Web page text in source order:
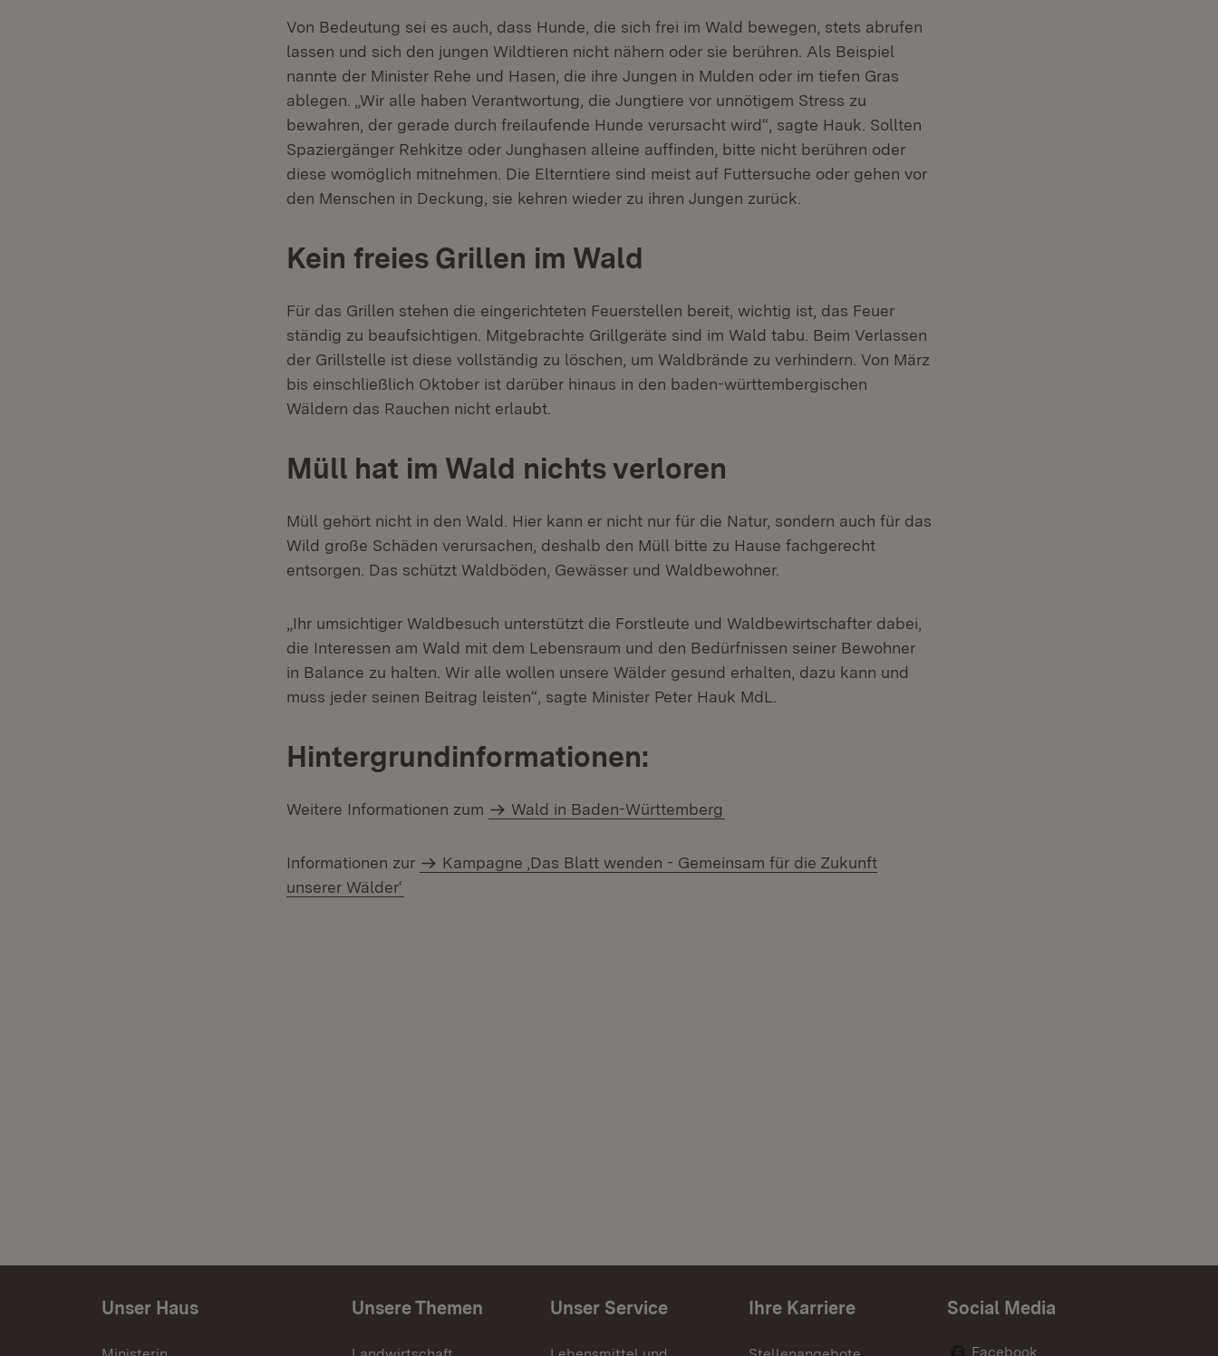
Von Bedeutung sei es auch, dass Hunde, die sich frei im Wald bewegen, stets abrufen
lassen und sich den jungen Wildtieren nicht nähern oder sie berühren. Als Beispiel
nannte der Minister Rehe und Hasen, die ihre Jungen in Mulden oder im tiefen Gras
ablegen. „Wir alle haben Verantwortung, die Jungtiere vor unnötigem Stress zu
bewahren, der gerade durch freilaufende Hunde verursacht wird“, sagte Hauk. Sollten
Spaziergänger Rehkitze oder Junghasen alleine auffinden, bitte nicht berühren oder
diese womöglich mitnehmen. Die Elterntiere sind meist auf Futtersuche oder gehen vor
den Menschen in Deckung, sie kehren wieder zu ihren Jungen zurück.
Kein freies Grillen im Wald
Für das Grillen stehen die eingerichteten Feuerstellen bereit, wichtig ist, das Feuer
ständig zu beaufsichtigen. Mitgebrachte Grillgeräte sind im Wald tabu. Beim Verlassen
der Grillstelle ist diese vollständig zu löschen, um Waldbrände zu verhindern. Von März
bis einschließlich Oktober ist darüber hinaus in den baden-württembergischen
Wäldern das Rauchen nicht erlaubt.
Müll hat im Wald nichts verloren
Müll gehört nicht in den Wald. Hier kann er nicht nur für die Natur, sondern auch für das
Wild große Schäden verursachen, deshalb den Müll bitte zu Hause fachgerecht
entsorgen. Das schützt Waldböden, Gewässer und Waldbewohner.
„Ihr umsichtiger Waldbesuch unterstützt die Forstleute und Waldbewirtschafter dabei,
die Interessen am Wald mit dem Lebensraum und den Bedürfnissen seiner Bewohner
in Balance zu halten. Wir alle wollen unsere Wälder gesund erhalten, dazu kann und
muss jeder seinen Beitrag leisten“, sagte Minister Peter Hauk MdL.
Hintergrundinformationen:
Weitere Informationen zum Wald in Baden-Württemberg
Informationen zur
Kampagne ‚Das Blatt wenden - Gemeinsam für die Zukunft
unserer Wälder‘
Unser Haus Unsere Themen Unser Service Ihre Karriere Social Media
Facebook